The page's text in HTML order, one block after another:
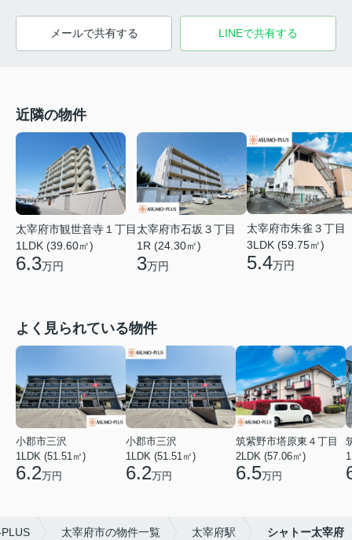
メールで共有する LINEで共有する
近隣の物件
太宰府市観世音寺１丁目
1LDK (39.60㎡)
6.3万円
太宰府市石坂３丁目
1R (24.30㎡)
3万円
太宰府市朱雀３丁目
3LDK (59.75㎡)
5.4万円
よく見られている物件
小郡市三沢
1LDK (51.51㎡)
6.2万円
小郡市三沢
1LDK (51.51㎡)
6.2万円
筑紫野市塔原東４丁目
2LDK (57.06㎡)
6.5万円
太宰府市の物件一覧 太宰府駅 シャトー太宰府